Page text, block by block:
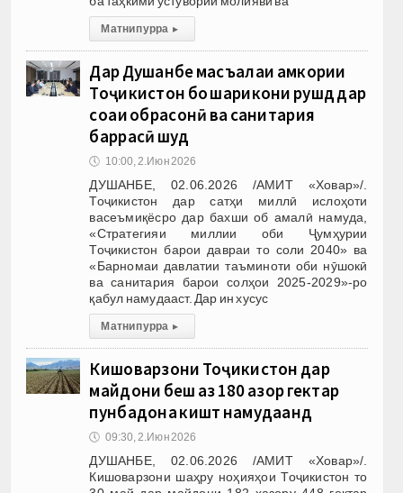
Матни пурра ▸
Дар Душанбе масъалаи ҳамкории
Тоҷикистон бо шарикони рушд дар
соҳаи обрасонӣ ва санитария
баррасӣ шуд
🕔 10:00, 2.Июн 2026
ДУШАНБЕ, 02.06.2026 /АМИТ «Ховар»/.
Тоҷикистон дар сатҳи миллӣ ислоҳоти
васеъмиқёсро дар бахши об амалӣ намуда,
«Стратегияи миллии оби Ҷумҳурии
Тоҷикистон барои давраи то соли 2040» ва
«Барномаи давлатии таъминоти оби нӯшокӣ
ва санитария барои солҳои 2025-2029»-ро
қабул намудааст. Дар ин хусус
Матни пурра ▸
Кишоварзони Тоҷикистон дар
майдони беш аз 180 ҳазор гектар
пунбадона кишт намудаанд
🕔 09:30, 2.Июн 2026
ДУШАНБЕ, 02.06.2026 /АМИТ «Ховар»/.
Кишоварзони шаҳру ноҳияҳои Тоҷикистон то